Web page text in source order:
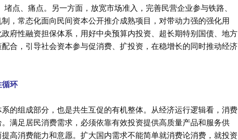
点、痛点。另一方面，放宽市场准入，完善民营企业参与铁路、
，常态化面向民间资本公开推介成熟项目，对带动力强的强化用
府性融资担保体系，用好中央预算内投资、超长期特别国债、地方
合，引导社会资本参与促消费、扩投资，在稳增长的同时推动经济
循环
的组成部分，也是共生互促的有机整体。从经济运行逻辑看，消费
满足居民消费需求，必须依靠有效投资提供高质量产品和服务供
高消费能力和意愿。扩大国内需求不能简单就消费论消费，就投资